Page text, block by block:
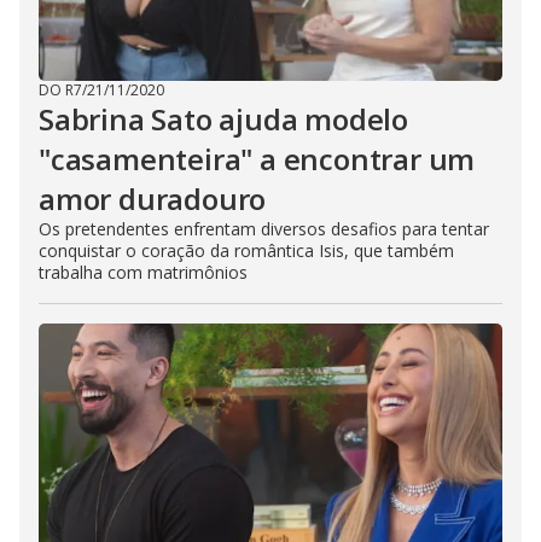
DO R7/21/11/2020
Sabrina Sato ajuda modelo
"casamenteira" a encontrar um
amor duradouro
Os pretendentes enfrentam diversos desafios para tentar
conquistar o coração da romântica Isis, que também
trabalha com matrimônios